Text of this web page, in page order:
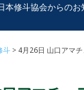
本修斗協会からのお
斗 4月26日 山口アマ